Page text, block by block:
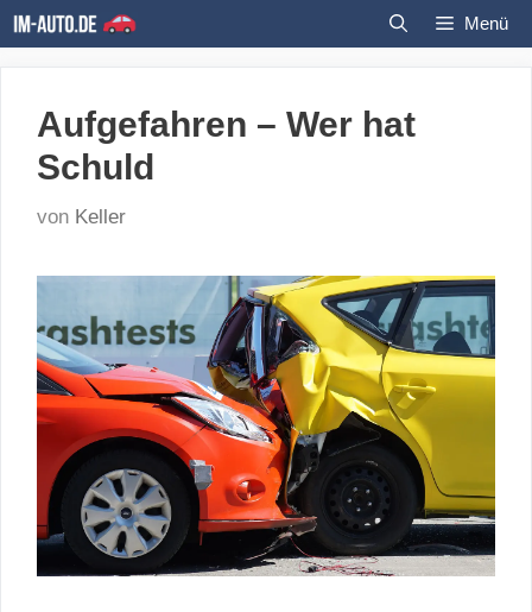
Zum
Inhalt
Menü
Aufgefahren – Wer hat
Schuld
von Keller